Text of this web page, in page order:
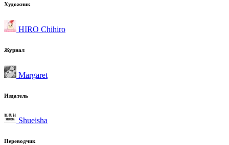
Художник
HIRO Chihiro
Журнал
Margaret
Издатель
Shueisha
Переводчик